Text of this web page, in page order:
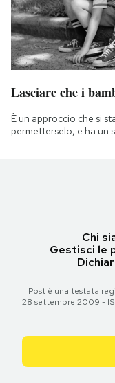
Lasciare che i
È un approccio che si
permetterselo, e ha un
Chi
Gestisci le
Il Post è una testata
28 settembre 2009 -